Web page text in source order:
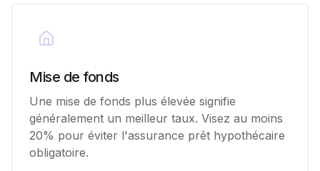
Mise de fonds
Une mise de fonds plus élevée signifie
généralement un meilleur taux. Visez au moins
20% pour éviter l'assurance prêt hypothécaire
obligatoire.